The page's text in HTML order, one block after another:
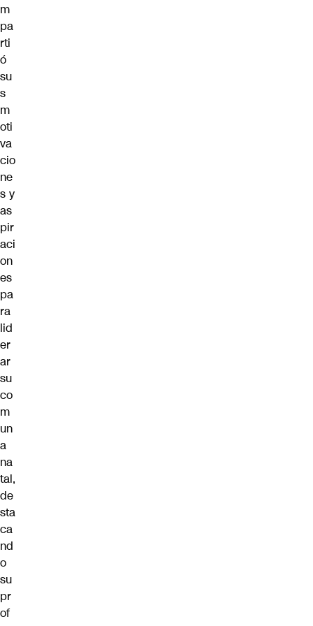
m
pa
rti
ó
su
s
m
oti
va
cio
ne
s y
as
pir
aci
on
es
pa
ra
lid
er
ar
su
co
m
un
a
na
tal,
de
sta
ca
nd
o
su
pr
of